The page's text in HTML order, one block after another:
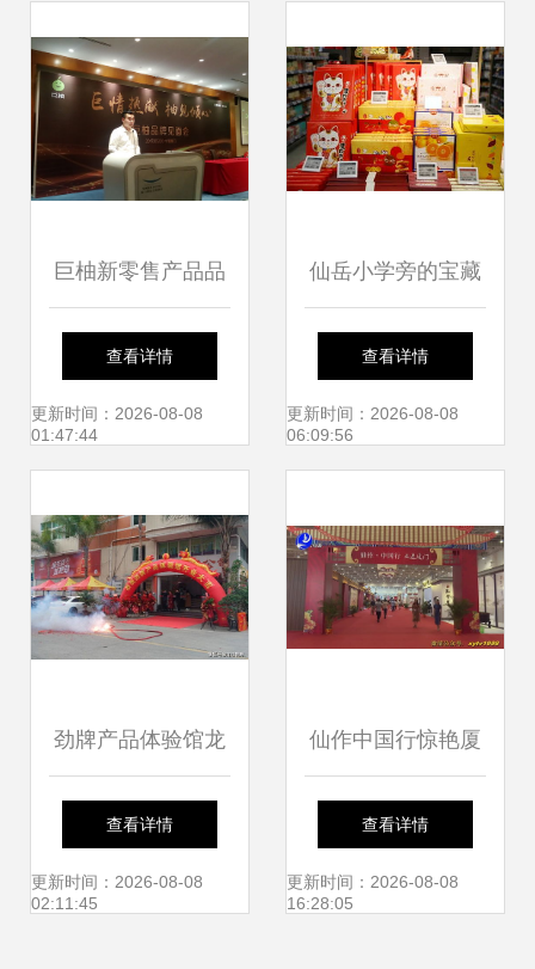
巨柚新零售产品品
牌见面会厦门举
行，仙岳小学成创
查看详情
更新时间：2026-08-08
01:47:44
仙岳小学旁的宝藏
超市 一站式采年
货，网红零食进口
新年
查看详情
更新时间：2026-08-08
06:09:56
劲牌产品体验馆龙
岩开业，品牌文化
辐射闽西
查看详情
更新时间：2026-08-08
02:11:45
仙作中国行惊艳厦
门 传统文化进校
园，仙岳小学见证
查看详情
更新时间：2026-08-08
16:28:05